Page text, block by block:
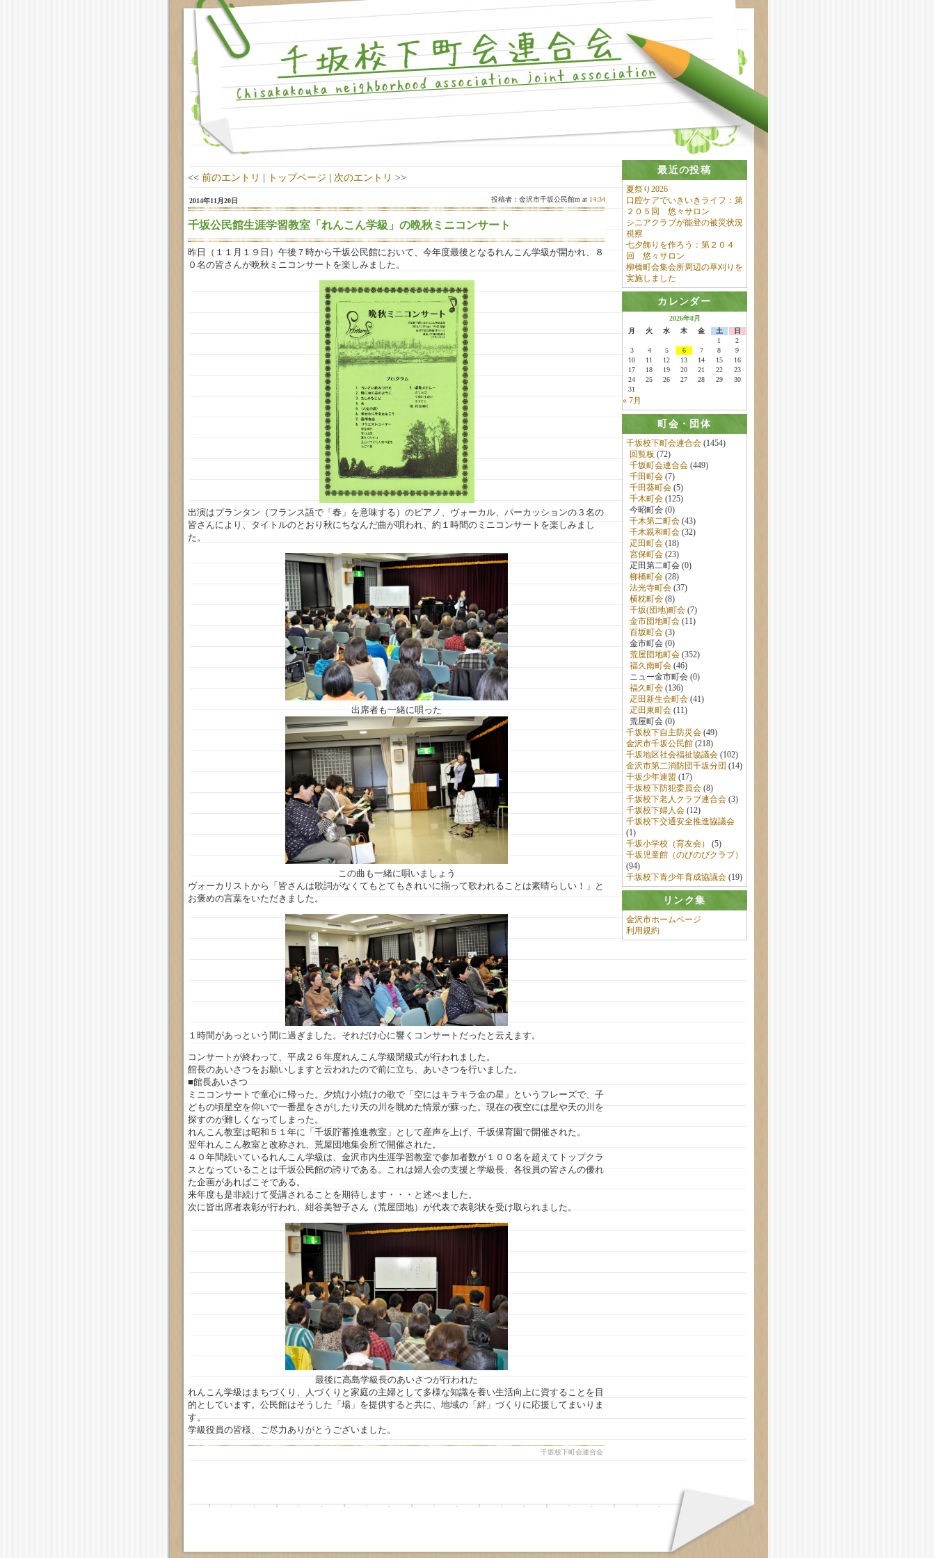
最近の投稿
夏祭り2026
口腔ケアでいきいきライフ：第
２０５回 悠々サロン
シニアクラブが能登の被災状況
視察
七夕飾りを作ろう：第２０４
回 悠々サロン
柳橋町会集会所周辺の草刈りを
実施しました
カレンダー
2026年8月
月
火 水 木 金 土
日
1
2
3
4 5 6 7 8
9
10
11 12 13 14 15
16
17
18 19 20 21 22
23
24
25 26 27 28 29
30
31
« 7月
町会・団体
千坂校下町会連合会(1454)
回覧板 (72)
千坂町会連合会(449)
千田町会(7)
千田葵町会(5)
千木町会(125)
今昭町会 (0)
千木第二町会(43)
千木親和町会(32)
疋田町会(18)
宮保町会(23)
疋田第二町会 (0)
柳橋町会(28)
法光寺町会(37)
横枕町会(8)
千坂(団地)町会(7)
金市団地町会(11)
百坂町会(3)
金市町会 (0)
荒屋団地町会(352)
福久南町会(46)
ニュー金市町会 (0)
福久町会(136)
疋田新生会町会(41)
疋田東町会(11)
荒屋町会 (0)
千坂校下自主防災会(49)
金沢市千坂公民館(218)
千坂地区社会福祉協議会(102)
金沢市第二消防団千坂分団 (14)
千坂少年連盟 (17)
千坂校下防犯委員会(8)
千坂校下老人クラブ連合会(3)
千坂校下婦人会(12)
千坂校下交通安全推進協議会
(1)
千坂小学校（育友会）
(5)
千坂児童館（のびのびクラブ）
(94)
千坂校下青少年育成協議会(19)
リンク集
金沢市ホームページ
利用規約
<<前のエントリ | トップページ | 次のエントリ >>
2014年11月20日 投稿者：金沢市千坂公民館m at 14:34
千坂公民館生涯学習教室「れんこん学級」の晩秋ミニコンサート
昨日（１１月１９日）午後７時から千坂公民館において、今年度最後となるれんこん学級が開かれ、８
０名の皆さんが晩秋ミニコンサートを楽しみました。
出演はプランタン（フランス語で「春」を意味する）のピアノ、ヴォーカル、パーカッションの３名の
皆さんにより、タイトルのとおり秋にちなんだ曲が唄われ、約１時間のミニコンサートを楽しみまし
た。
出席者も一緒に唄った
この曲も一緒に唄いましょう
ヴォーカリストから「皆さんは歌詞がなくてもとてもきれいに揃って歌われることは素晴らしい！」と
お褒めの言葉をいただきました。
１時間があっという間に過ぎました。それだけ心に響くコンサートだったと云えます。
コンサートが終わって、平成２６年度れんこん学級閉級式が行われました。
館長のあいさつをお願いしますと云われたので前に立ち、あいさつを行いました。
■館長あいさつ
ミニコンサートで童心に帰った。夕焼け小焼けの歌で「空にはキラキラ金の星」というフレーズで、子
どもの頃星空を仰いで一番星をさがしたり天の川を眺めた情景が蘇った。現在の夜空には星や天の川を
探すのが難しくなってしまった。
れんこん教室は昭和５１年に「千坂貯蓄推進教室」として産声を上げ、千坂保育園で開催された。
翌年れんこん教室と改称され、荒屋団地集会所で開催された。
４０年間続いているれんこん学級は、金沢市内生涯学習教室で参加者数が１００名を超えてトップクラ
スとなっていることは千坂公民館の誇りである。これは婦人会の支援と学級長、各役員の皆さんの優れ
た企画があればこそである。
来年度も是非続けて受講されることを期待します・・・と述べました。
次に皆出席者表彰が行われ、紺谷美智子さん（荒屋団地）が代表で表彰状を受け取られました。
最後に高島学級長のあいさつが行われた
れんこん学級はまちづくり、人づくりと家庭の主婦として多様な知識を養い生活向上に資することを目
的としています。公民館はそうした「場」を提供すると共に、地域の「絆」づくりに応援してまいりま
す。
学級役員の皆様、ご尽力ありがとうございました。
千坂校下町会連合会